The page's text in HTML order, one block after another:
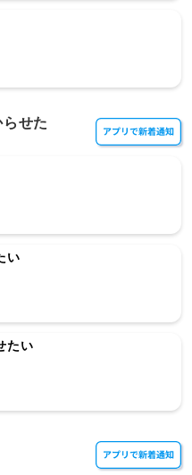
せた
い
たい